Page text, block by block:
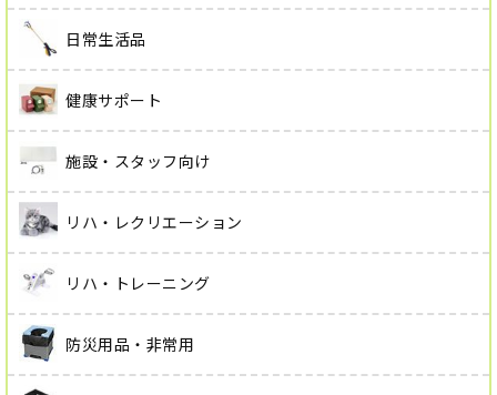
日常生活品
健康サポート
施設・スタッフ向け
リハ・レクリエーション
リハ・トレーニング
防災用品・非常用